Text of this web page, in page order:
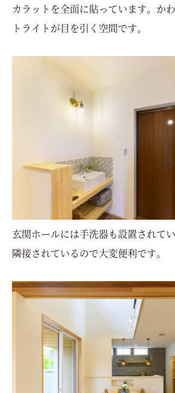
カラットを全面に貼っています。か
トライトが目を引く空間です。
玄関ホールには手洗器も設置されて
隣接されているので大変便利です。